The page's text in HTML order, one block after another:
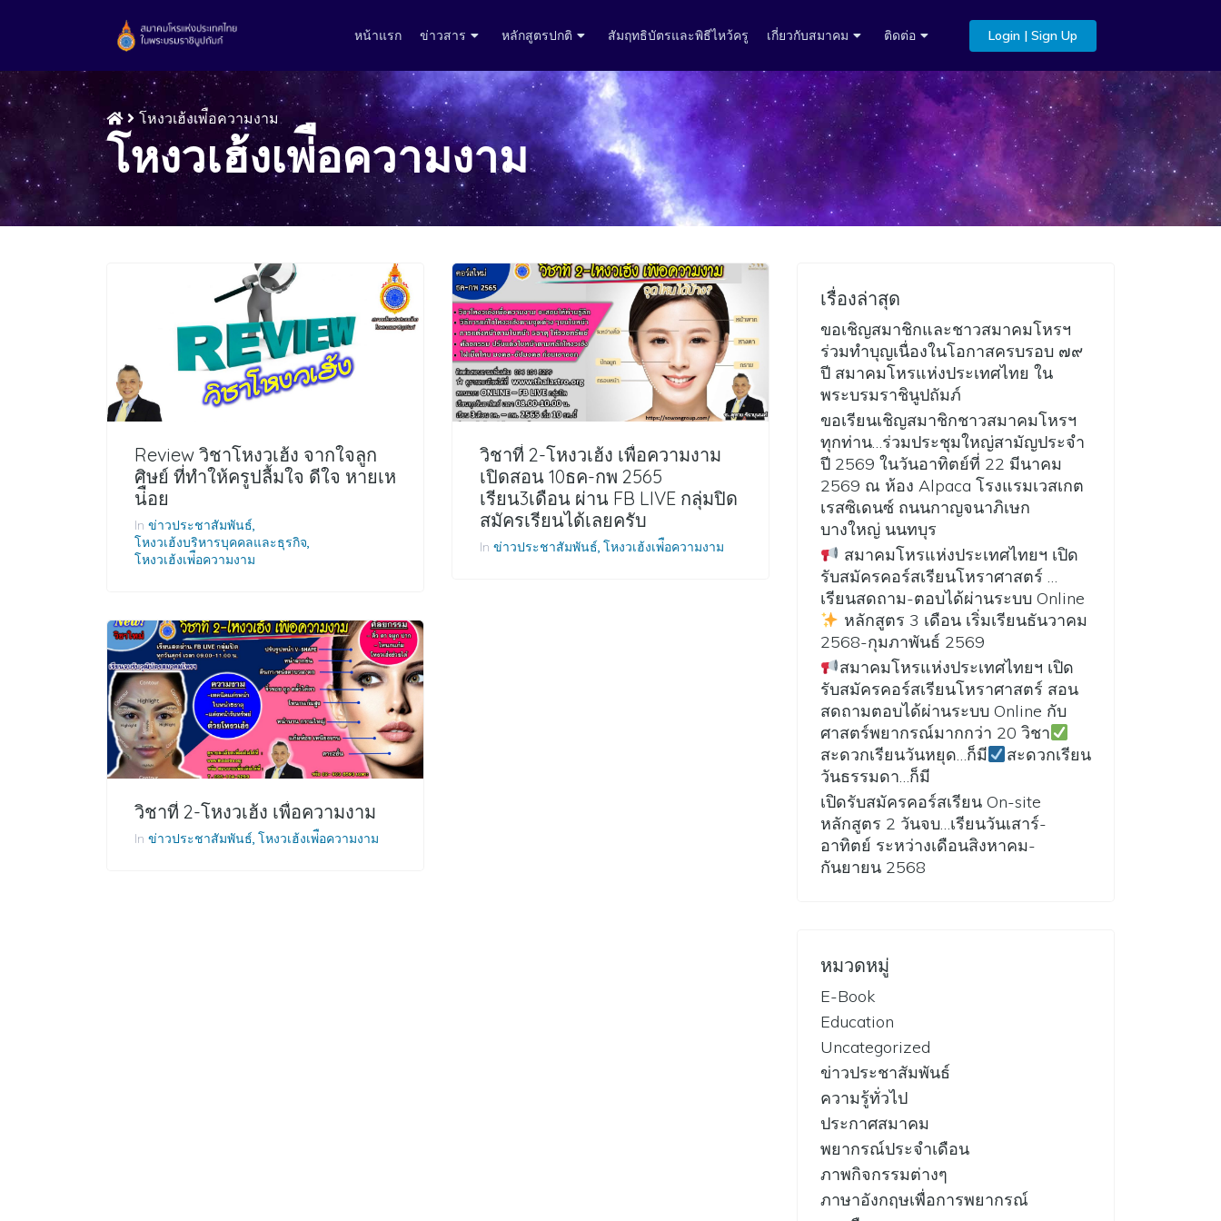
หน้าแรก ข่าวสาร หลักสูตรปกติ สัมฤทธิบัตรและพิธีไหว้ครู เกี่ยวกับสมาคม ติดต่อ Login | Sign Up
โหงวเฮ้งเพ่ือความงาม
โหงวเฮ้งเพ่ือความงาม
Review วิชาโหงวเฮ้ง จากใจลูก
ศิษย์ ที่ทำให้ครูปลื้มใจ ดีใจ หายเห
น่ือย
In ข่าวประชาสัมพันธ์
โหงวเฮ้งบริหารบุคคลและธุรกิจ
โหงวเฮ้งเพ่ือความงาม
วิชาที่ 2-โหงวเฮ้ง เพื่อความงาม
เปิดสอน 10ธค-กพ 2565
เรียน3เดือน ผ่าน FB LIVE กลุ่มปิด
สมัครเรียนได้เลยครับ
In ข่าวประชาสัมพันธ์ โหงวเฮ้งเพ่ือความงาม
วิชาที่ 2-โหงวเฮ้ง เพื่อความงาม
In ข่าวประชาสัมพันธ์ โหงวเฮ้งเพ่ือความงาม
เรื่องล่าสุด
ขอเชิญสมาชิกและชาวสมาคมโหรฯ
ร่วมทำบุญเนื่องในโอกาสครบรอบ ๗๙
ปี สมาคมโหรแห่งประเทศไทย ใน
พระบรมราชินูปถัมภ์
ขอเรียนเชิญสมาชิกชาวสมาคมโหรฯ
ทุกท่าน…ร่วมประชุมใหญ่สามัญประจำ
ปี 2569 ในวันอาทิตย์ที่ 22 มีนาคม
2569 ณ ห้อง Alpaca โรงแรมเวสเกต
เรสซิเดนซ์ ถนนกาญจนาภิเษก
บางใหญ่ นนทบุร
สมาคมโหรแห่งประเทศไทยฯ เปิด
รับสมัครคอร์สเรียนโหราศาสตร์ …
เรียนสดถาม-ตอบได้ผ่านระบบ Online
หลักสูตร 3 เดือน เริ่มเรียนธันวาคม
2568-กุมภาพันธ์ 2569
สมาคมโหรแห่งประเทศไทยฯ เปิด
รับสมัครคอร์สเรียนโหราศาสตร์ สอน
สดถามตอบได้ผ่านระบบ Online กับ
ศาสตร์พยากรณ์มากกว่า 20 วิชา
สะดวกเรียนวันหยุด…ก็มี
สะดวกเรียน
วันธรรมดา…ก็มี
เปิดรับสมัครคอร์สเรียน On-site
หลักสูตร 2 วันจบ…เรียนวันเสาร์-
อาทิตย์ ระหว่างเดือนสิงหาคม-
กันยายน 2568
หมวดหมู่
E-Book
Education
Uncategorized
ข่าวประชาสัมพันธ์
ความรู้ทั่วไป
ประกาศสมาคม
พยากรณ์ประจำเดือน
ภาพกิจกรรมต่างๆ
ภาษาอังกฤษเพื่อการพยากรณ์